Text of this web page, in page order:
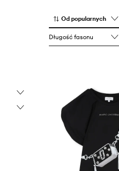
Od popularnych
Długość fasonu